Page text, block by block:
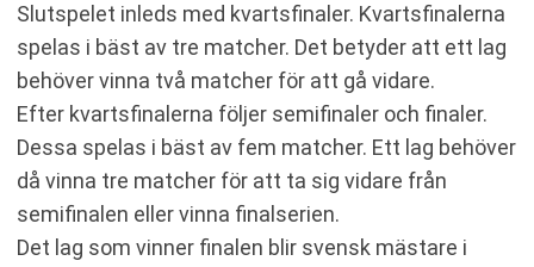
Slutspelet inleds med kvartsfinaler. Kvartsfinalerna
spelas i bäst av tre matcher. Det betyder att ett lag
behöver vinna två matcher för att gå vidare.
Efter kvartsfinalerna följer semifinaler och finaler.
Dessa spelas i bäst av fem matcher. Ett lag behöver
då vinna tre matcher för att ta sig vidare från
semifinalen eller vinna finalserien.
Det lag som vinner finalen blir svensk mästare i